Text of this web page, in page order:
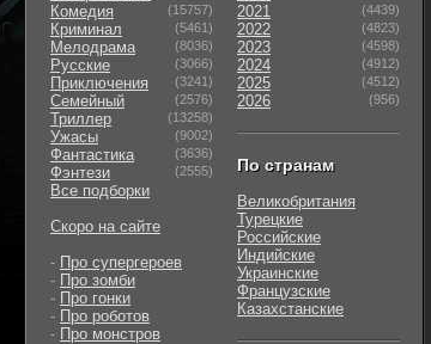
Комедия (15757)
Криминал (5461)
Мелодрама (8036)
Русские (3066)
Приключения (3241)
Семейный (2576)
Триллер (13258)
Ужасы (9002)
Фантастика (3636)
Фэнтези (2555)
Все подборки
Скоро на сайте
- Про супергероев
- Про зомби
- Про гонки
- Про роботов
- Про монстров
2021 (4439)
2022 (4823)
2023 (4598)
2024 (4912)
2025 (4512)
2026 (956)
По странам
Великобритания
Турецкие
Российские
Индийские
Украинские
Французские
Казахстанские